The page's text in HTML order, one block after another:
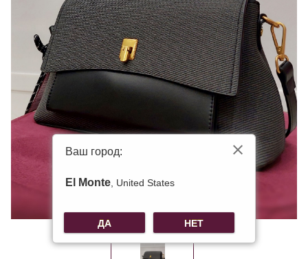
Ваш город:
El Monte , United States
ДА НЕТ